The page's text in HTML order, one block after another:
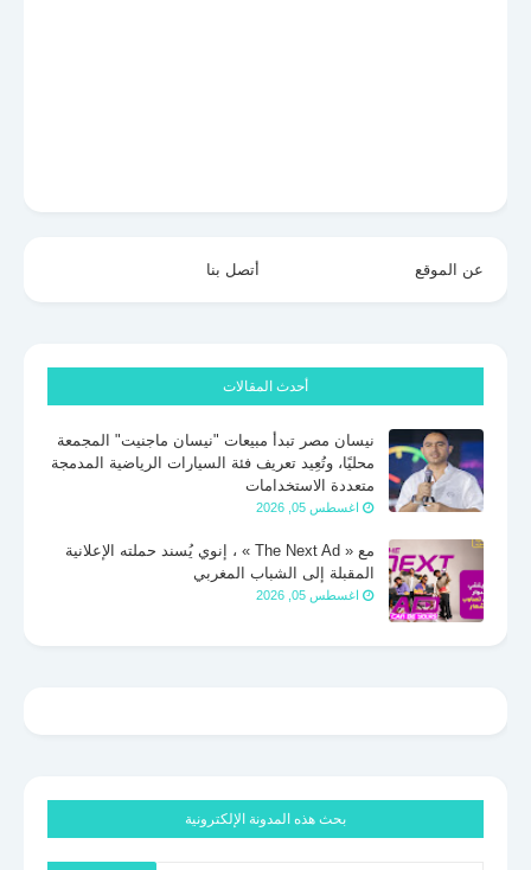
عن الموقع أتصل بنا
أحدث المقالات
نيسان مصر تبدأ مبيعات "نيسان ماجنيت" المجمعة
محليًا، وتُعِيد تعريف فئة السيارات الرياضية المدمجة
متعددة الاستخدامات
اغسطس 05, 2026
مع « The Next Ad » ، إنوي يُسند حملته الإعلانية
المقبلة إلى الشباب المغربي
اغسطس 05, 2026
بحث هذه المدونة الإلكترونية